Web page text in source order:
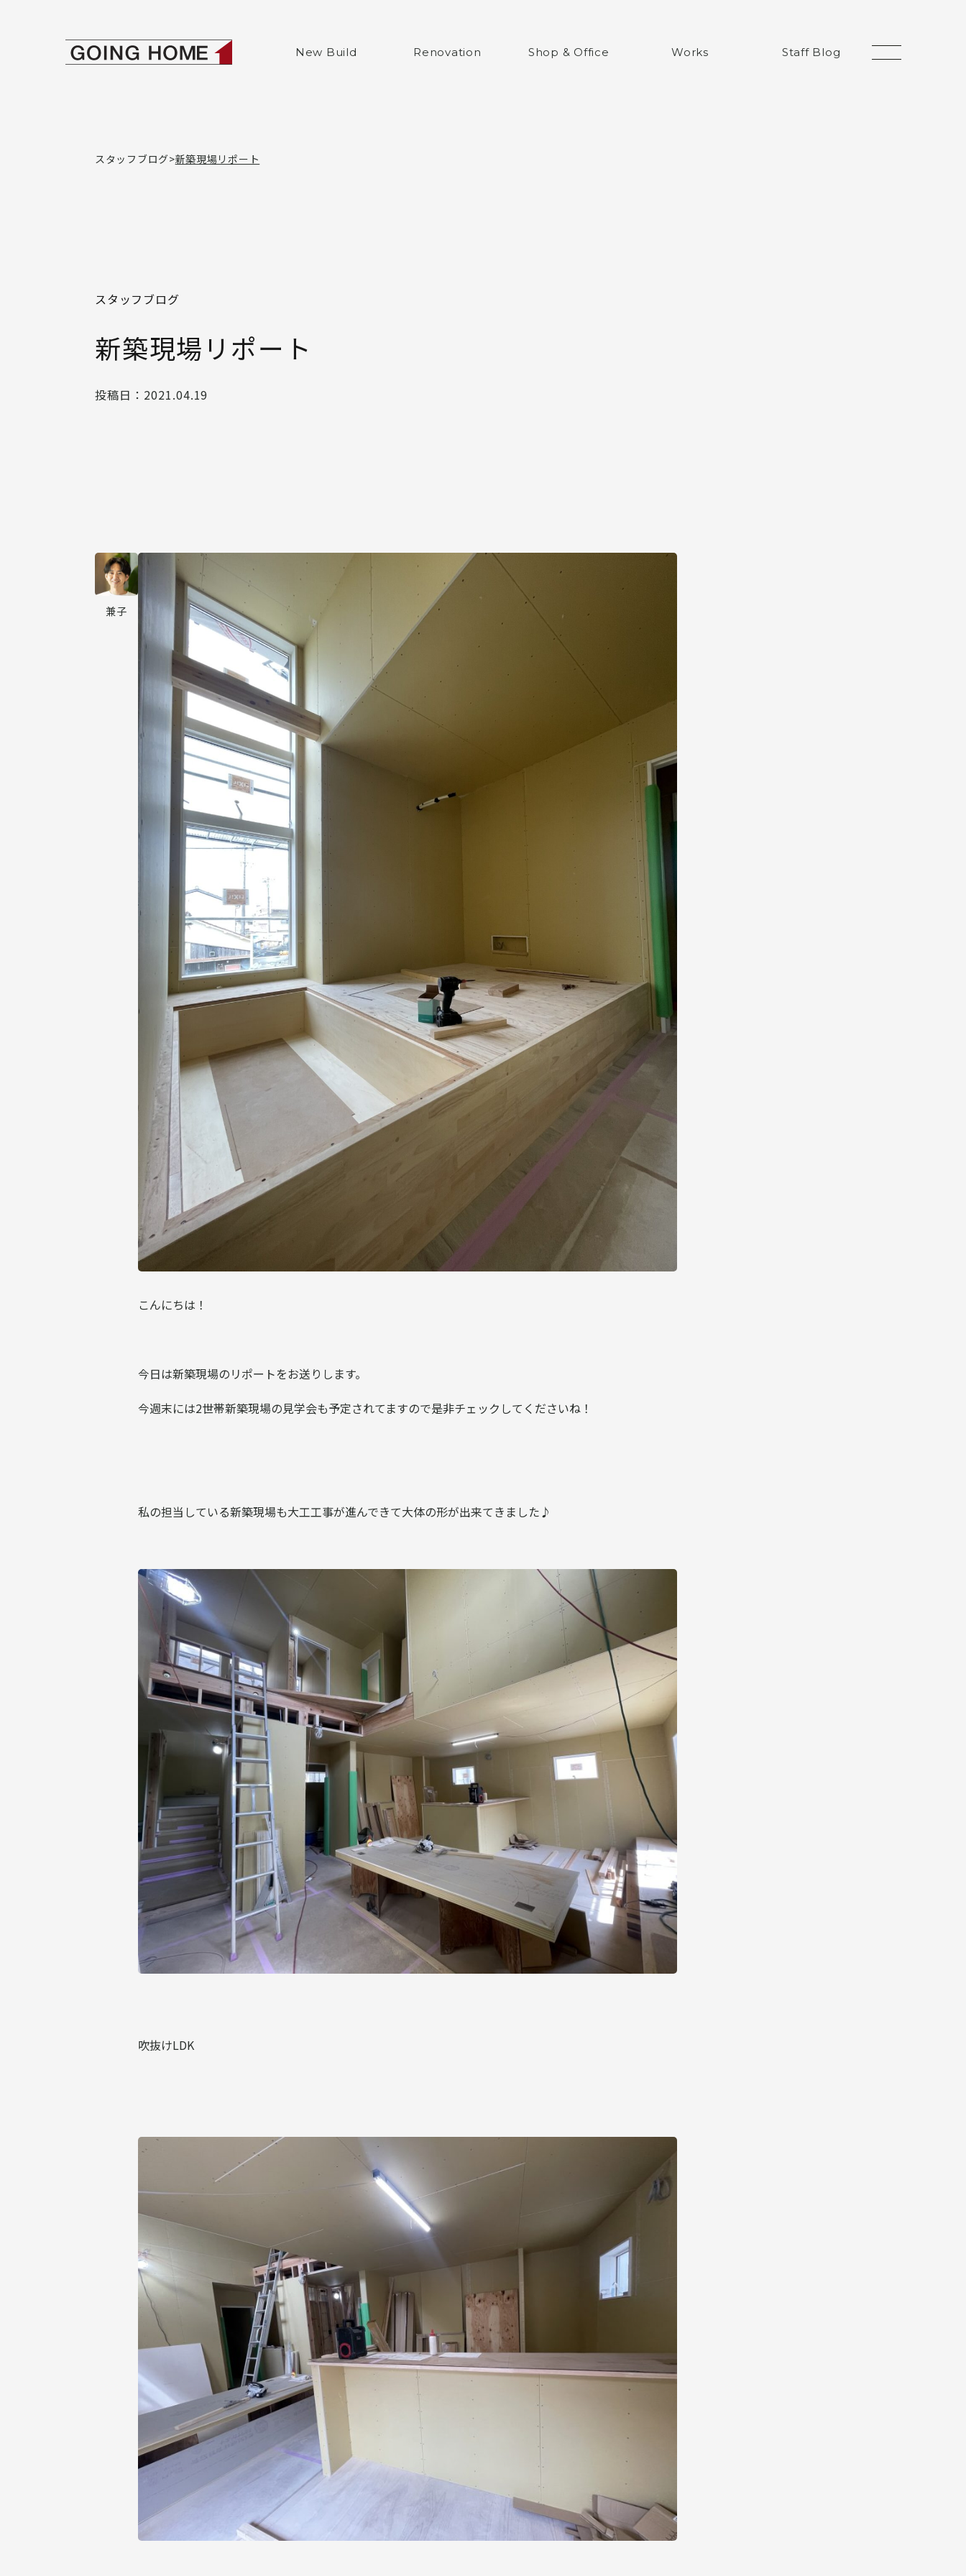
ゴーイングホームNew Build Renovation Shop & Office Works Staff Blog
スタッフブログ 新築現場リポート
スタッフブログ
新築現場リポート
投稿日： 2021.04.19
兼子
こんにちは！
今日は新築現場のリポートをお送りします。
今週末には2世帯新築現場の見学会も予定されてますので是非チェックしてくださいね！
私の担当している新築現場も大工工事が進んできて大体の形が出来てきました♪
吹抜けLDK